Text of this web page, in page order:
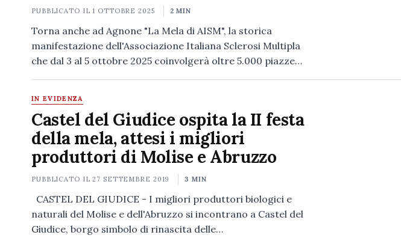
PUBBLICATO IL1 OTTOBRE 2025 2 MIN
Torna anche ad Agnone "La Mela di AISM", la storica
manifestazione dell'Associazione Italiana Sclerosi Multipla
che dal 3 al 5 ottobre 2025 coinvolgerà oltre 5.000 piazze…
IN EVIDENZA
Castel del Giudice ospita la II festa
della mela, attesi i migliori
produttori di Molise e Abruzzo
PUBBLICATO IL27 SETTEMBRE 2019 3 MIN
CASTEL DEL GIUDICE - I migliori produttori biologici e
naturali del Molise e dell'Abruzzo si incontrano a Castel del
Giudice, borgo simbolo di rinascita delle…